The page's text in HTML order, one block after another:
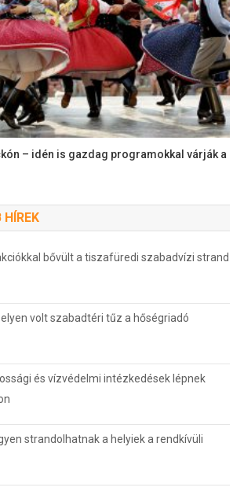
– idén is gazdag programokkal várják a
HÍREK
bővült a tiszafüredi szabadvízi strand
volt szabadtéri tűz a hőségriadó
és vízvédelmi intézkedések lépnek
strandolhatnak a helyiek a rendkívüli